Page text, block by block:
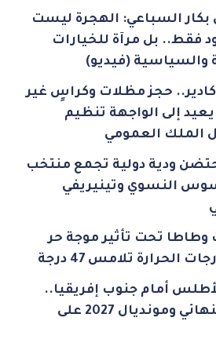
السباعي: الهجرة ليست
فقط.. بل مرآة للخيارات
والسياسية (فيديو)
حجز مظلات وكراسٍ غير
إلى الواجهة تنظيم
الملك العمومي
ودية دولية تجمع منتخب
النسوي وتينيريفي
وطاطا تحت تأثير موجة حر
الحرارة تلامس 47 درجة
أمام جنوب إفريقيا..
نصف النهائي ومونديال 2027 على